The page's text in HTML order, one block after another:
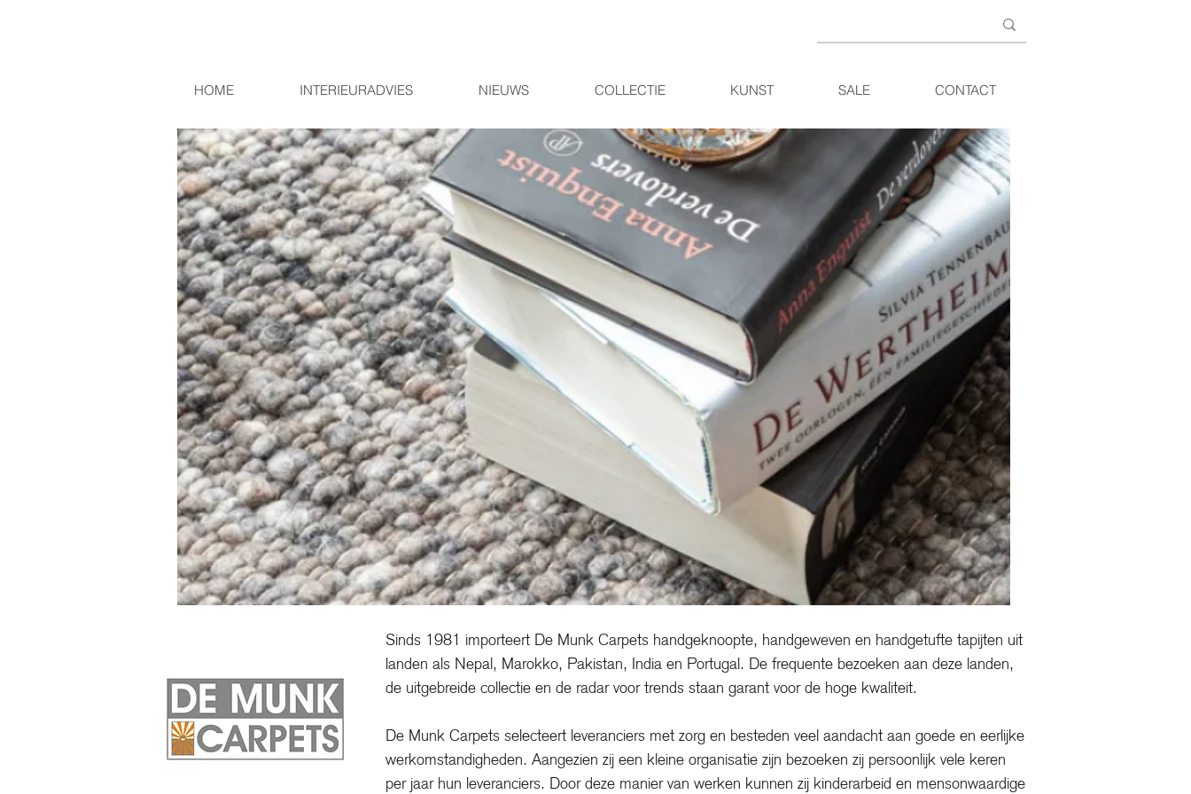
HOME INTERIEURADVIES NIEUWS COLLECTIE KUNST SALE CONTACT
Sinds 1981 importeert De Munk Carpets handgeknoopte, handgeweven en handgetufte tapijten uit
landen als Nepal, Marokko, Pakistan, India en Portugal. De frequente bezoeken aan deze landen,
de uitgebreide collectie en de radar voor trends staan garant voor de hoge kwaliteit.
De Munk Carpets selecteert leveranciers met zorg en besteden veel aandacht aan goede en eerlijke
werkomstandigheden. Aangezien zij een kleine organisatie zijn bezoeken zij persoonlijk vele keren
per jaar hun leveranciers. Door deze manier van werken kunnen zij kinderarbeid en mensonwaardige